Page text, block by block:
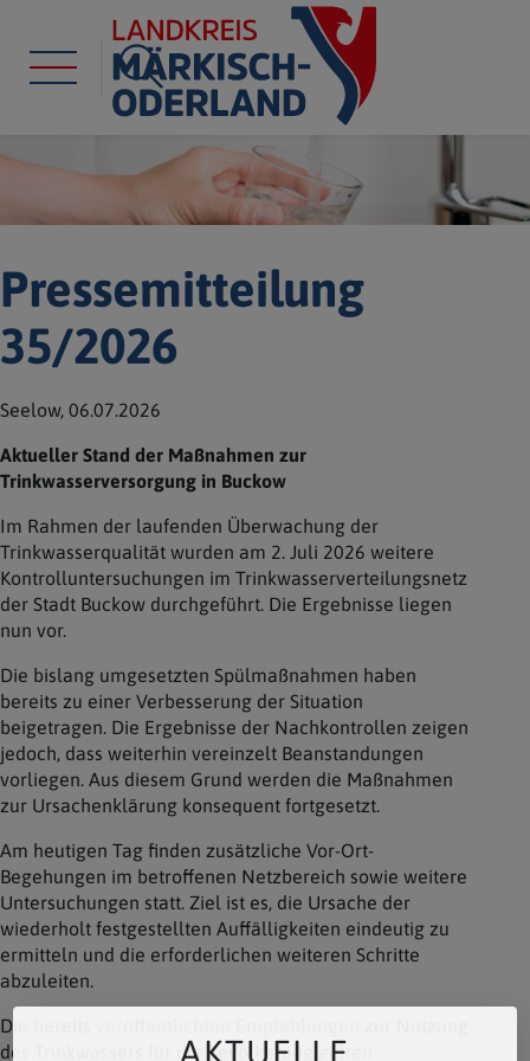
Pressemitteilung
35/2026
Seelow, 06.07.2026
Aktueller Stand der Maßnahmen zur
Trinkwasserversorgung in Buckow
Im Rahmen der laufenden Überwachung der
Trinkwasserqualität wurden am 2. Juli 2026 weitere
Kontrolluntersuchungen im Trinkwasserverteilungsnetz
der Stadt Buckow durchgeführt. Die Ergebnisse liegen
nun vor.
Die bislang umgesetzten Spülmaßnahmen haben
bereits zu einer Verbesserung der Situation
beigetragen. Die Ergebnisse der Nachkontrollen zeigen
jedoch, dass weiterhin vereinzelt Beanstandungen
vorliegen. Aus diesem Grund werden die Maßnahmen
zur Ursachenklärung konsequent fortgesetzt.
Am heutigen Tag finden zusätzliche Vor-Ort-
Begehungen im betroffenen Netzbereich sowie weitere
Untersuchungen statt. Ziel ist es, die Ursache der
wiederholt festgestellten Auffälligkeiten eindeutig zu
ermitteln und die erforderlichen weiteren Schritte
abzuleiten.
Die bereits
des Trinkwassers für die Bevölkerung gelten
AKTUELLE